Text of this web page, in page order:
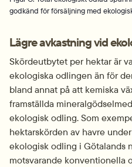
godkänd för försäljning med
Lägre avkastning vid
Skördeutbytet per hektar är
ekologiska odlingen än för
bland annat på att kemiska
framställda
ekologisk odling. Som
hektarskörden av havre
ekologisk odling i Götalands
motsvarande konventionella